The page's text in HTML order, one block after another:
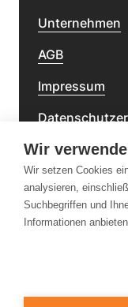
Unternehmen
AGB
Impressum
Newsletter
Wir
Wir setzen Cookies
analysieren,
Suchbegriffen und
Informationen